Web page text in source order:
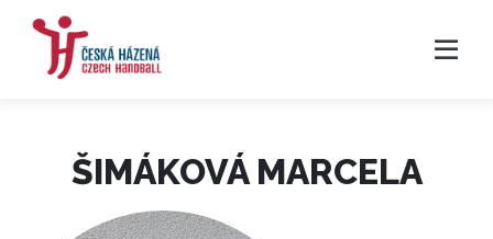
ŠIMÁKOVÁ MARCELA